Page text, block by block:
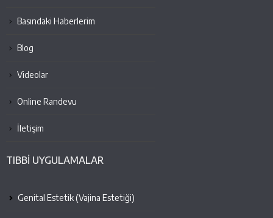
Basındaki Haberlerim
Blog
Videolar
Online Randevu
İletişim
TIBBİ UYGULAMALAR
Genital Estetik (Vajina Estetiği)